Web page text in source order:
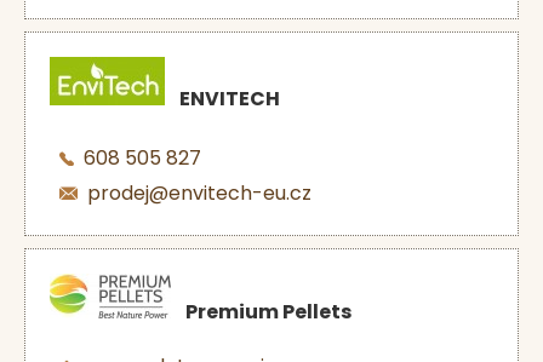
ENVITECH
608 505 827
prodej@envitech-eu.cz
Premium Pellets